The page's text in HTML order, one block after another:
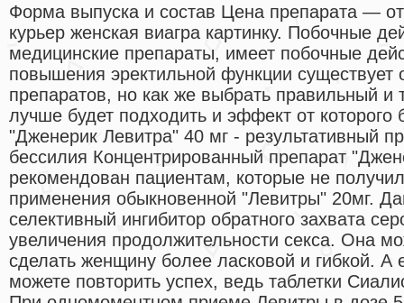
Форма выпуска и состав Цена препарата —
курьер женская виагра картинку. Побочные
медицинские препараты, имеет побочные
повышения эректильной функции существует
препаратов, но как же выбрать правильный и
лучше будет подходить и эффект от которого
"Дженерик Левитра" 40 мг - результативный
бессилия Концентрированный препарат
рекомендован пациентам, которые не
применения обыкновенной "Левитры" 20мг.
селективный ингибитор обратного захвата
увеличения продолжительности секса. Она
сделать женщину более ласковой и гибкой. А
можете повторить успех, ведь таблетки